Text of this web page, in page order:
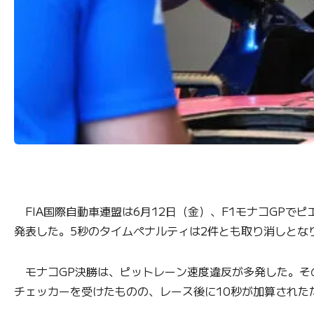
FIA国際自動車連盟は6月12日（金）、F1モナコGPでピ
発表した。5秒のタイムペナルティは2件とも取り消しと
モナコGP決勝は、ピットレーン速度違反が多発した。
チェッカーを受けたものの、レース後に10秒が加算され